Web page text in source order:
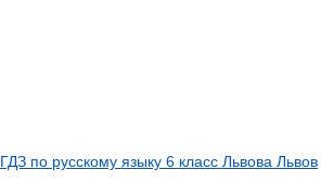
ГДЗ по русскому языку 6 класс Львова Львов